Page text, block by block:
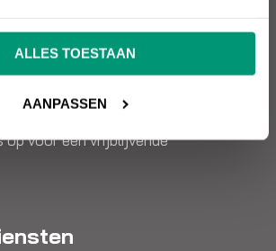
ALLES TOESTAAN
AANPASSEN
Ads, design, websitebouw en
één dak.
wij voor jou kunnen betekenen? Neem
voor een vrijblijvende